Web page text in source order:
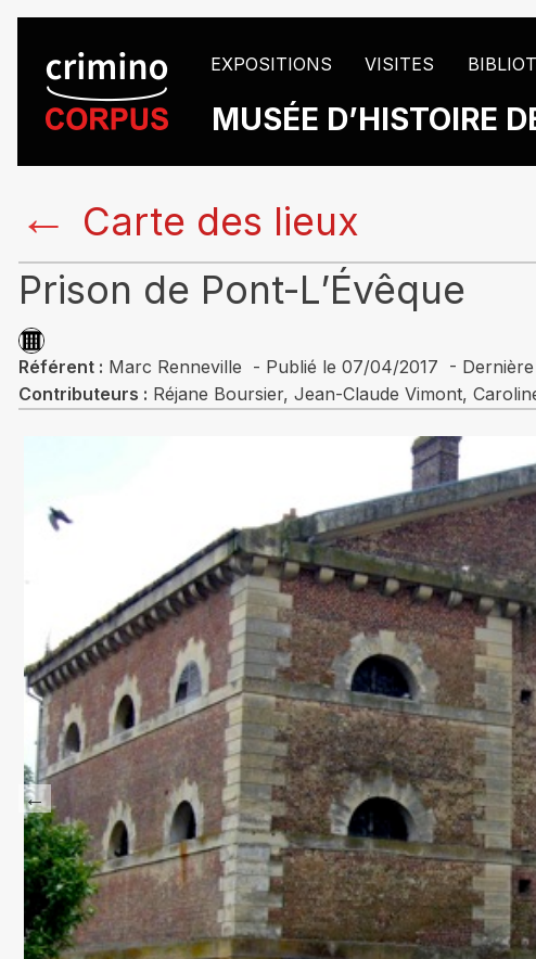
EXPOSITIONS VISITES
MUSÉE D’HISTOIRE
← Carte des lieux
Prison de Pont-L’Évêque
Référent : Marc Renneville - Publié le 07/04/2017 - Dernière
Contributeurs : Réjane Boursier, Jean-Claude Vimont,